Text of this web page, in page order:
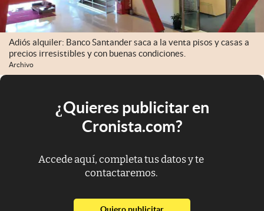
Adiós alquiler: Banco Santander saca a la venta pisos y casas a
precios irresistibles y con buenas condiciones.
Archivo
¿Quieres publicitar en
Cronista.com?
Accede aquí, completa tus datos y te
contactaremos.
abre en nueva pestaña